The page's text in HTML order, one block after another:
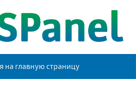
на главную страницу